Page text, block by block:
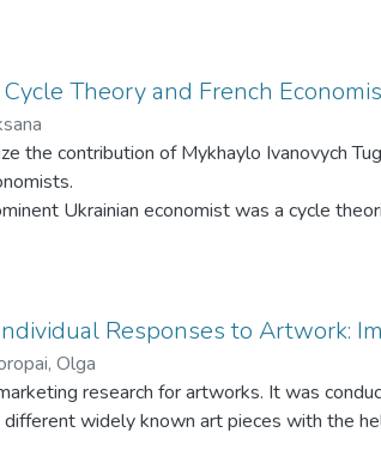
Theory and French
the contribution of Mykhaylo Ivanovych
Ukrainian economist was a cycle
language he mastered. His theory of
content of industrial crises in the French
Baranovsky’s intellectual legacy as
Bouniatian. The ebb and tide of Tugan-
shift from real to monetary cycles in the
Economics in the 1980s, which proves
Responses to Artwork:
Olga
research for artworks. It was
widely known art pieces with the